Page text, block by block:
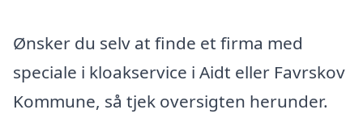
Ønsker du selv at finde et firma med
speciale i kloakservice i Aidt eller Favrskov
Kommune, så tjek oversigten herunder.